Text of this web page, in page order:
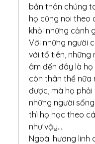
bản thân chúng
họ cũng noi theo
khỏi những cảnh
Với những người
với tổ tiên, những
âm đến đây là
còn thân thể nữa
được, mà họ
những người
thì họ học theo
như vậy…
Ngoài hương linh